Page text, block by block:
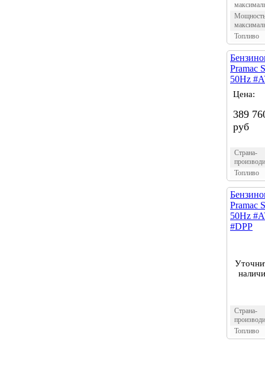
Мощность
Топливо
Pramac
50Hz
Цена:
389
руб
Страна-
Топливо
Pramac
50Hz
#DPP
Страна-
Топливо